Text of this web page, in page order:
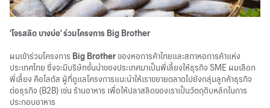
'โจรสลิด บางบ่อ' ร่วมโครงการ Big Brother
ผมเข้าร่วมโครงการ Big Brother ของหอการค้าไทยและสภาหอการค้าแห่ง
ประเทศไทย ซึ่งจะมีบริษัทชั้นนำของประเทศมาเป็นพี่เลี้ยงให้ธุรกิจ SME ผมเลือก
พี่เลี้ยง คือโลตัส ผู้ที่ดูแลโครงการแนะนำให้เราขยายตลาดไปยังกลุ่มลูกค้าธุรกิจ
ต่อธุรกิจ (B2B) เช่น ร้านอาหาร เพื่อให้ปลาสลิดของเราเป็นวัตถุดิบหลักในการ
ประกอบอาหาร